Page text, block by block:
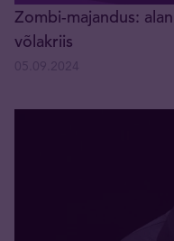
Zombi-majandus:
võlakriis